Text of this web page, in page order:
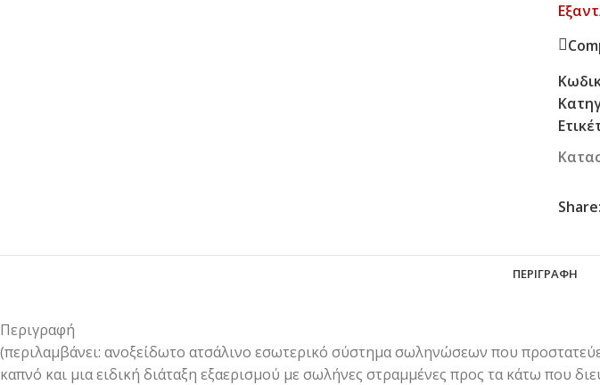
Share:
ΠΕΡΙΓΡΑΦΉ
Περιγραφή
(περιλαμβάνει: ανοξείδωτο ατσάλινο εσωτερικό σύστημα σωληνώσεων που
καπνό και μια ειδική διάταξη εξαερισμού με σωλήνες στραμμένες προς τα κάτω που